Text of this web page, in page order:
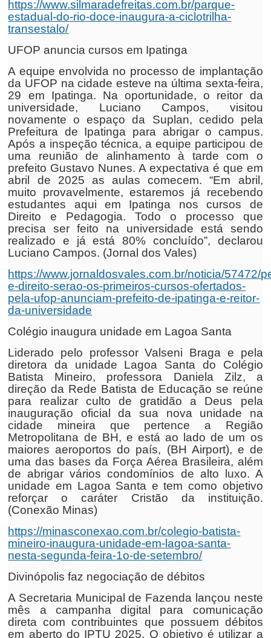
https://www.silmaradefreitas.com.br/parque-
estadual-do-rio-doce-inaugura-a-ciclotrilha-
transestalo/
UFOP anuncia cursos em Ipatinga
A equipe envolvida no processo de implantação
da UFOP na cidade esteve na última sexta-feira,
29 em Ipatinga. Na oportunidade, o reitor da
universidade, Luciano Campos, visitou
novamente o espaço da Suplan, cedido pela
Prefeitura de Ipatinga para abrigar o campus.
Após a inspeção técnica, a equipe participou de
uma reunião de alinhamento à tarde com o
prefeito Gustavo Nunes. A expectativa é que em
abril de 2025 as aulas comecem. “Em abril,
muito provavelmente, estaremos já recebendo
estudantes aqui em Ipatinga nos cursos de
Direito e Pedagogia. Todo o processo que
precisa ser feito na universidade está sendo
realizado e já está 80% concluído”, declarou
Luciano Campos. (Jornal dos Vales)
https://www.jornaldosvales.com.br/noticia/57472/
e-direito-serao-os-primeiros-cursos-ofertados-
pela-ufop-anunciam-prefeito-de-ipatinga-e-reitor-
da-universidade
Colégio inaugura unidade em Lagoa Santa
Liderado pelo professor Valseni Braga e pela
diretora da unidade Lagoa Santa do Colégio
Batista Mineiro, professora Daniela Zilz, a
direção da Rede Batista de Educação se reúne
para realizar culto de gratidão a Deus pela
inauguração oficial da sua nova unidade na
cidade mineira que pertence a Região
Metropolitana de BH, e está ao lado de um os
maiores aeroportos do país, (BH Airport), e de
uma das bases da Força Aérea Brasileira, além
de abrigar vários condomínios de alto luxo. A
unidade em Lagoa Santa e tem como objetivo
reforçar o caráter Cristão da instituição.
(Conexão Minas)
https://minasconexao.com.br/colegio-batista-
mineiro-inaugura-unidade-em-lagoa-santa-
nesta-segunda-feira-1o-de-setembro/
Divinópolis faz negociação de débitos
A Secretaria Municipal de Fazenda lançou neste
mês a campanha digital para comunicação
direta com contribuintes que possuem débitos
em aberto do IPTU 2025. O objetivo é utilizar a